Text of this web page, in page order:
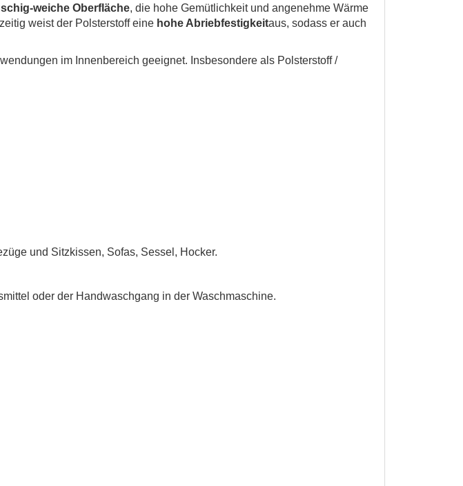
weiche Oberfläche, die hohe Gemütlichkeit und angenehme Wärme
weist der Polsterstoff eine hohe Abriebfestigkeitaus, sodass er auch
im Innenbereich geeignet. Insbesondere als Polsterstoff /
und Sitzkissen, Sofas, Sessel, Hocker.
oder der Handwaschgang in der Waschmaschine.